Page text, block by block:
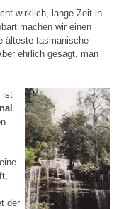
wirklich, lange Zeit in
machen wir einen
älteste tasmanische
ehrlich gesagt, man
ist
der